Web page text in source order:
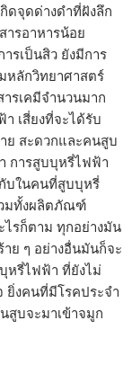
ดจุดด่างดำที่ฝังลึก
ารอาหารน้อย
รเป็นสิว ยังมีการ
หลักวิทยาศาสตร์
รเคมีจำนวนมาก
เสี่ยงที่จะได้รับ
ย สะดวกและคนสูบ
การสูบบุหรี่ไฟฟ้า
กับในคนที่สูบบุหรี่
มทั้งผลิตภัณฑ์
รก็ตาม ทุกอย่างมัน
าย ๆ อย่างอื่นมันก็จะ
หรี่ไฟฟ้า ที่ยังไม่
ยิ่งคนที่มีโรคประจำ
สูบจะมาเข้าจมูก